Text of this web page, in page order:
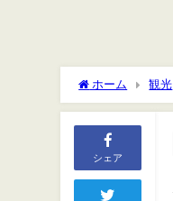
ホーム 観光
制は？
シェア